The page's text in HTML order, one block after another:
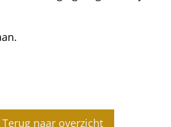
Terug naar overzicht